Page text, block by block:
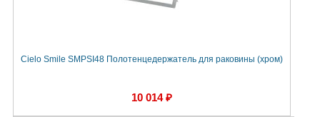
Cielo Smile SMPSI48 Полотенцедержатель для раковины (хром)
10 014 ₽